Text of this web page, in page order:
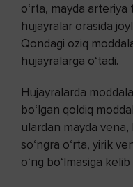
o‘rta, mayda arteriya
hujayralar orasida
Qondagi oziq
hujayralarga o‘tadi.
Hujayralarda
bo‘lgan qoldiq
ulardan mayda
so‘ngra o‘rta, yirik
o‘ng bo‘lmasiga